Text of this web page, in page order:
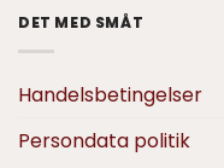
DET MED SMÅT
Handelsbetingelser
Persondata politik